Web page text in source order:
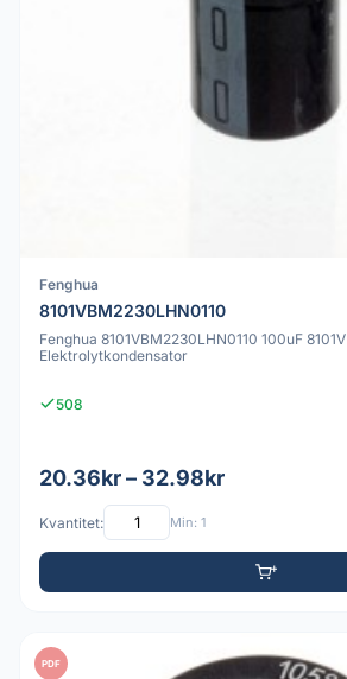
Fenghua
8101VBM2230LHN0110
Fenghua 8101VBM2230LHN0110 100uF 8101V
Elektrolytkondensator
508
20.36kr – 32.98kr
Kvantitet: Min: 1
PDF